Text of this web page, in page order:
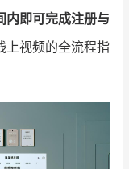
内即可完成注册与
上视频的全流程指